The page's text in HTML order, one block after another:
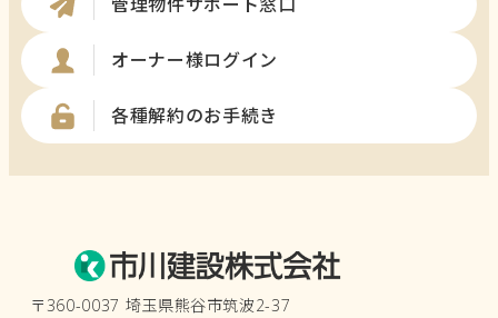
オーナー様ログイン
各種解約のお手続き
〒360-0037 埼玉県熊谷市筑波2-37